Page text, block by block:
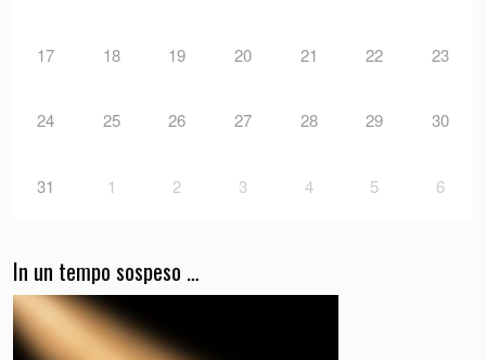
17 18 19 20 21 22 23
24 25 26 27 28 29 30
31 1 2 3 4 5 6
In un tempo sospeso …